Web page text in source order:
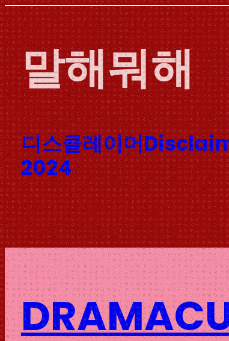
Skip
to
content
말해뭐해
디스클레이머
2024